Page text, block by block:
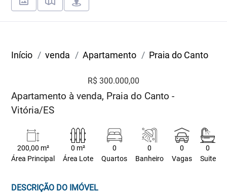
Início venda Apartamento Praia do Canto
R$ 300.000,00
Apartamento à venda, Praia do Canto -
Vitória/ES
200,00 m²
Área Principal
0 m²
Área Lote
0
Quartos
0
Banheiro
0
Vagas
0
Suite
DESCRIÇÃO DO IMÓVEL